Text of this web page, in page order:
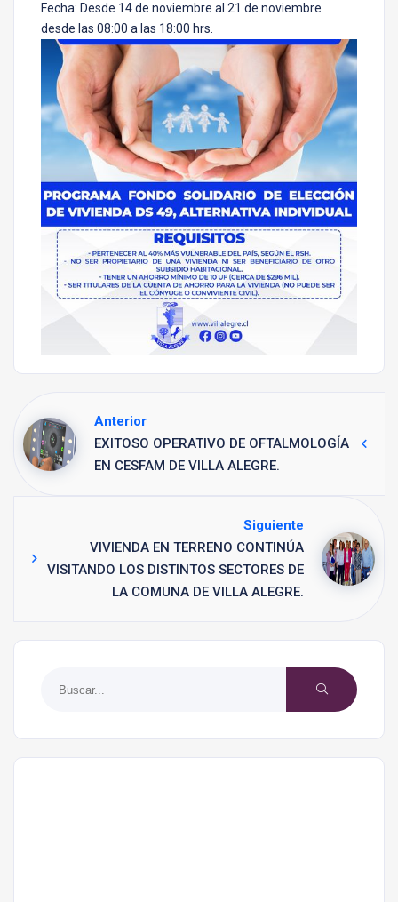
Fecha: Desde 14 de noviembre al 21 de noviembre
desde las 08:00 a las 18:00 hrs.
Anterior
EXITOSO OPERATIVO DE OFTALMOLOGÍA
EN CESFAM DE VILLA ALEGRE.
Siguiente
VIVIENDA EN TERRENO CONTINÚA
VISITANDO LOS DISTINTOS SECTORES DE
LA COMUNA DE VILLA ALEGRE.